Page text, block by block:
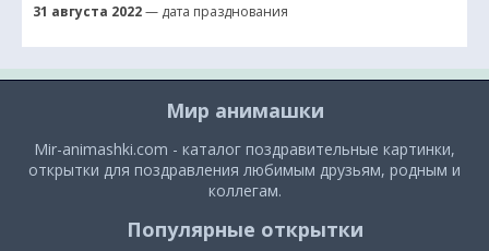
31 августа 2022— дата празднования
Мир анимашки
Mir-animashki.com - каталог поздравительные картинки,
открытки для поздравления любимым друзьям, родным и
коллегам.
Популярные открытки